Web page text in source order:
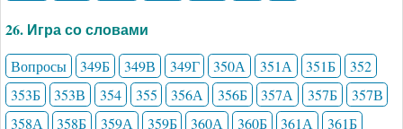
26. Игра со словами
Вопросы 349Б 349В 349Г 350А 351А 351Б
352
353Б
353В 354 355 356А 356Б 357А 357Б
357В
358А
358Б 359А 359Б 360А 360Б 361А
361Б